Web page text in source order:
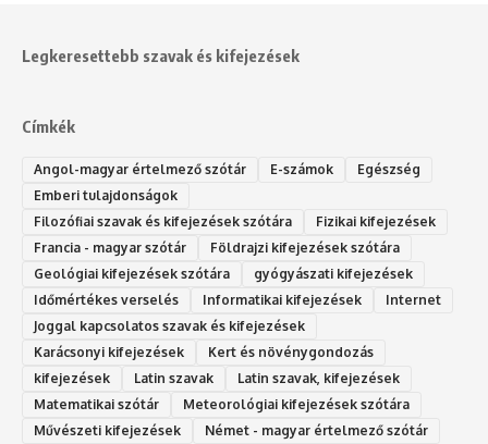
Legkeresettebb szavak és kifejezések
Címkék
Angol-magyar értelmező szótár E-számok
Egészség
Emberi tulajdonságok
Filozófiai szavak és kifejezések szótára
Fizikai kifejezések
Francia - magyar szótár
Földrajzi kifejezések szótára
Geológiai kifejezések szótára
gyógyászati kifejezések
Időmértékes verselés
Informatikai kifejezések
Internet
Joggal kapcsolatos szavak és kifejezések
Karácsonyi kifejezések
Kert és növénygondozás
kifejezések
Latin szavak
Latin szavak, kifejezések
Matematikai szótár
Meteorológiai kifejezések szótára
Művészeti kifejezések
Német - magyar értelmező szótár